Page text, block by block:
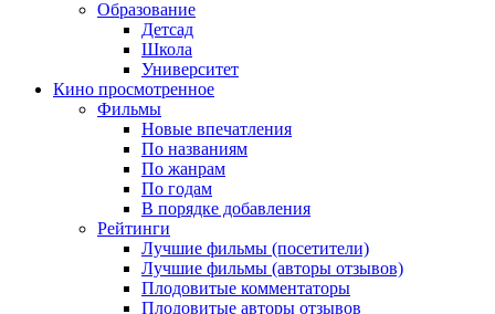
Образование
Детсад
Школа
Университет
Кино просмотренное
Фильмы
Новые впечатления
По названиям
По жанрам
По годам
В порядке добавления
Рейтинги
Лучшие фильмы (посетители)
Лучшие фильмы (авторы отзывов)
Плодовитые комментаторы
Плодовитые авторы отзывов